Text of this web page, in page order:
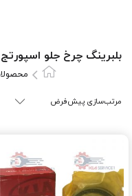
بلبرينگ چرخ جلو اسپورتج